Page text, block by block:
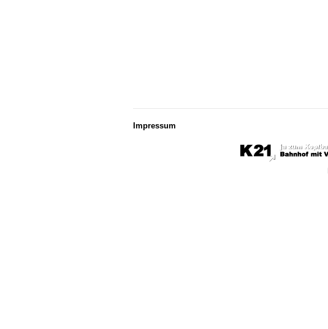
Impressum